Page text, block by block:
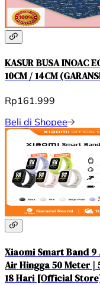
KASUR BUSA INOAC
10CM / 14CM
Rp161.999
Beli di Shopee
Xiaomi Smart Band
Air Hingga 50 Meter |
18 Hari [Official